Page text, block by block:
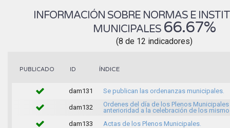
INFORMACIÓN SOBRE NORMAS E
MUNICIPALES 66.67%
(8 de 12 indicadores)
PUBLICADO ID ÍNDICE
dam131 Se publican las ordenanzas municipales.
dam132
Ordenes del día de los Plenos
anterioridad a la celebración de los
dam133
Actas de los Plenos Municipales.